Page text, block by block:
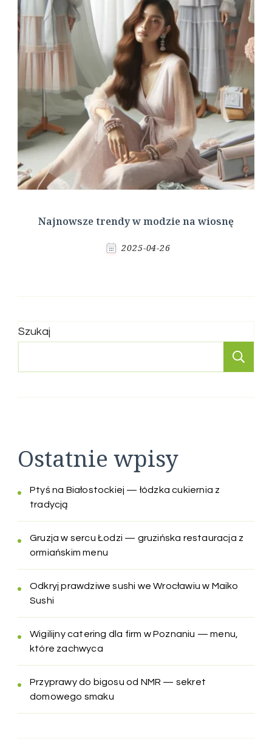
Najnowsze trendy w modzie na wiosnę
2025-04-26
Szukaj
Ostatnie wpisy
Ptyś na Białostockiej — łódzka cukiernia z
tradycją
Gruzja w sercu Łodzi — gruzińska restauracja z
ormiańskim menu
Odkryj prawdziwe sushi we Wrocławiu w Maiko
Sushi
Wigilijny catering dla firm w Poznaniu — menu,
które zachwyca
Przyprawy do bigosu od NMR — sekret
domowego smaku